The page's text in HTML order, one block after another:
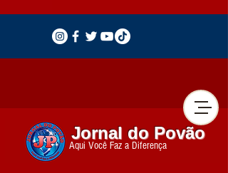
Jornal do Povão
Aqui Você Faz a Diferença